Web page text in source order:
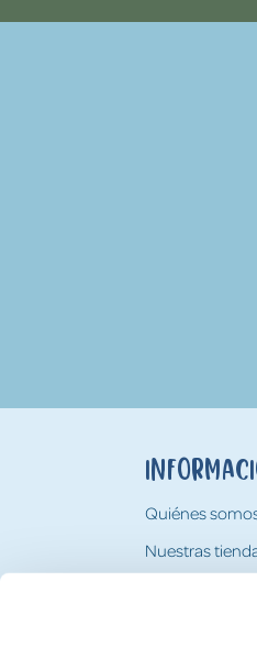
Quiénes
Nuestras
Tarjeta Regalo